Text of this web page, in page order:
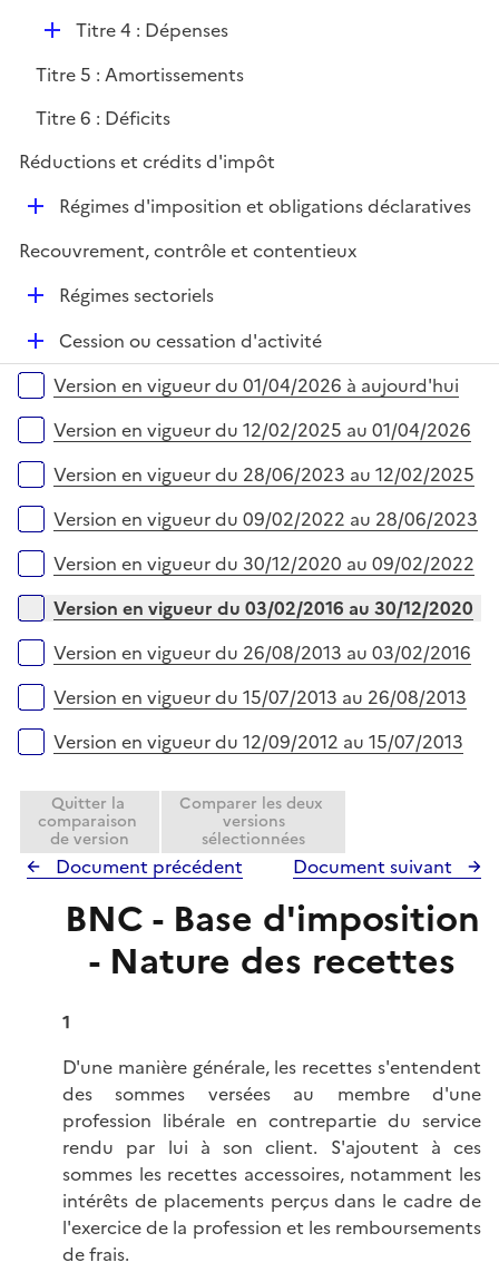
i
e
D
p
l
e
Titre 4 : Dépenses
Titre 5 : Amortissements
Titre 6 : Déficits
Réductions et crédits d'impôt
D
p
r
Régimes d'imposition et obligations déclaratives
Recouvrement, contrôle et contentieux
D
e
Régimes sectoriels
D
é
p
e
Cession ou cessation d'activité
Versions sur la période
Version en vigueur du 01/04/2026 à aujourd'hui
Version en vigueur du 12/02/2025 au 01/04/2026
Version en vigueur du 28/06/2023 au 12/02/2025
Version en vigueur du 09/02/2022 au 28/06/2023
Version en vigueur du 30/12/2020 au 09/02/2022
Version en vigueur du 03/02/2016 au 30/12/2020
Version en vigueur du 26/08/2013 au 03/02/2016
Version en vigueur du 15/07/2013 au 26/08/2013
Version en vigueur du 12/09/2012 au 15/07/2013
Quitter la
comparaison
de version
Comparer les deux
versions
sélectionnées
Document précédent Document suivant
BNC - Base d'imposition
- Nature des recettes
1
D'une manière générale, les recettes s'entendent
des sommes versées au membre d'une
profession libérale en contrepartie du service
rendu par lui à son client. S'ajoutent à ces
sommes les recettes accessoires, notamment les
intérêts de placements perçus dans le cadre de
l'exercice de la profession et les remboursements
de frais.